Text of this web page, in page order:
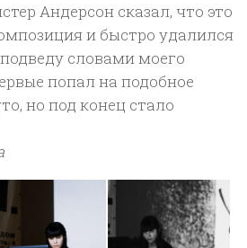
Андерсон сказал, что это
и быстро удалился
словами моего
попал на подобное
но под конец стало